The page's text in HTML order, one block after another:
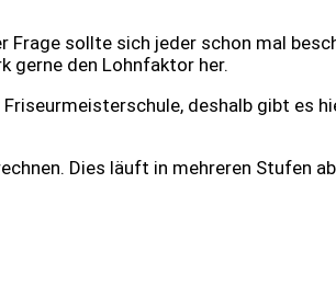
Frage sollte sich jeder schon mal
gerne den Lohnfaktor her.
deshalb gibt es
Dies läuft in mehreren Stufen